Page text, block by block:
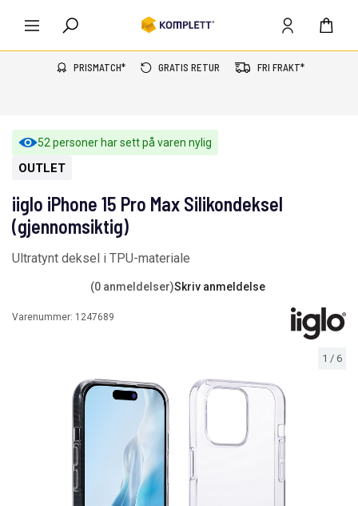
PRISMATCH* GRATIS RETUR FRI FRAKT*
52 personer har sett på varen nylig
1 / 6
OUTLET
iiglo iPhone 15 Pro Max Silikondeksel
(gjennomsiktig)
Ultratynt deksel i TPU-materiale
(0 anmeldelser)Skriv anmeldelse
Varenummer: 1247689